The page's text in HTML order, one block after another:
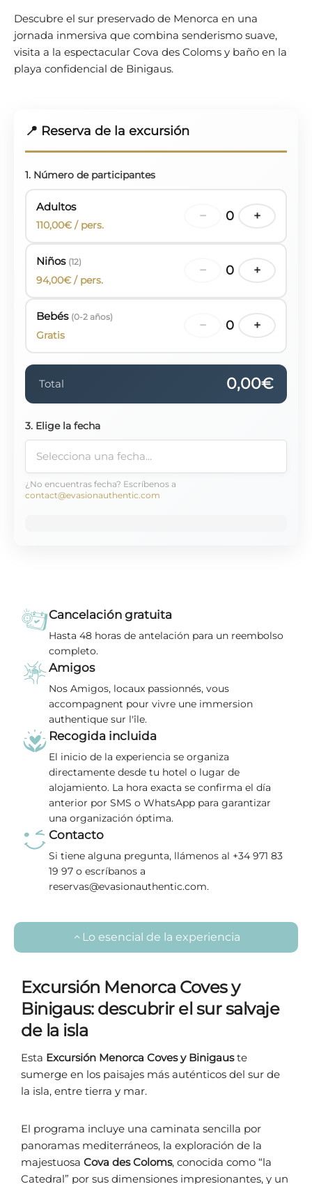
Descubre el sur preservado de Menorca en una
jornada inmersiva que combina senderismo suave,
visita a la espectacular Cova des Coloms y baño en la
playa confidencial de Binigaus.
📍 Reserva de la excursión
1. Número de participantes
Adultos
110,00€ / pers.
− 0 +
Niños (12)
94,00€ / pers.
− 0 +
Bebés (0-2 años)
Gratis
− 0 +
Total 0,00€
3. Elige la fecha
¿No encuentras fecha? Escríbenos a
contact@evasionauthentic.com
Cancelación gratuita
Hasta 48 horas de antelación para un reembolso
completo.
Amigos
Nos Amigos, locaux passionnés, vous
accompagnent pour vivre une immersion
authentique sur l'île.
Recogida incluida
El inicio de la experiencia se organiza
directamente desde tu hotel o lugar de
alojamiento. La hora exacta se confirma el día
anterior por SMS o WhatsApp para garantizar
una organización óptima.
Contacto
Si tiene alguna pregunta, llámenos al +34 971 83
19 97 o escríbanos a
reservas@evasionauthentic.com.
Lo esencial de la experiencia
Excursión Menorca Coves y
Binigaus: descubrir el sur salvaje
de la isla
Esta Excursión Menorca Coves y Binigauste
sumerge en los paisajes más auténticos del sur de
la isla, entre tierra y mar.
El programa incluye una caminata sencilla por
panoramas mediterráneos, la exploración de la
majestuosa Cova des Coloms, conocida como “la
Catedral” por sus dimensiones impresionantes, y un